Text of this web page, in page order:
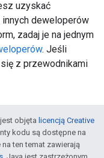
uzyskać
deweloperów
zadaj je na jednym
. Jeśli
z przewodnikami
objęta licencją Creative
kodu są dostępne na
ten temat zawierają